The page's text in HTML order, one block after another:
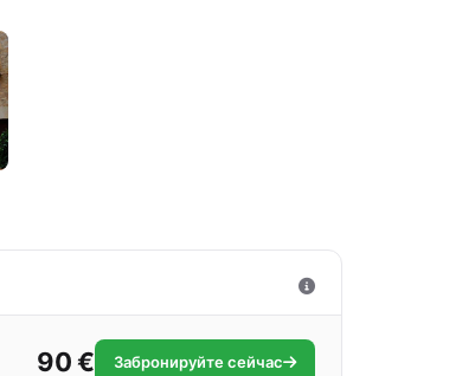
90 € Забронируйте сейчас